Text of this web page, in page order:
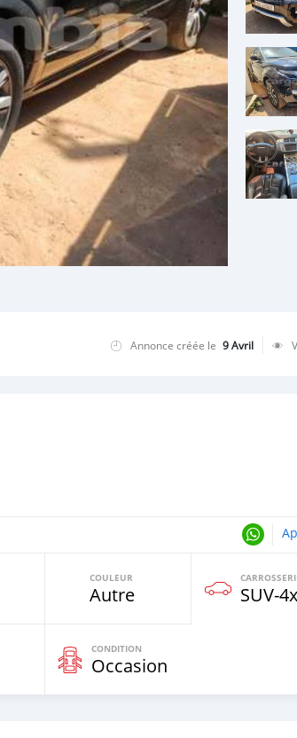
Annonce créée le 9 Avril
COULEUR
Autre
CONDITION
Occasion